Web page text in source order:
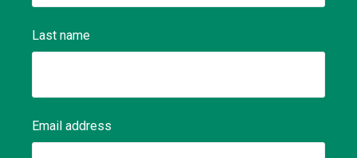
Last name
Email address